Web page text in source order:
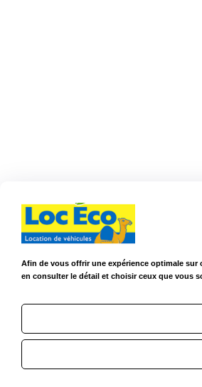
Afin de vous offrir une expérience optimale sur
en consulter le détail et choisir ceux que vous